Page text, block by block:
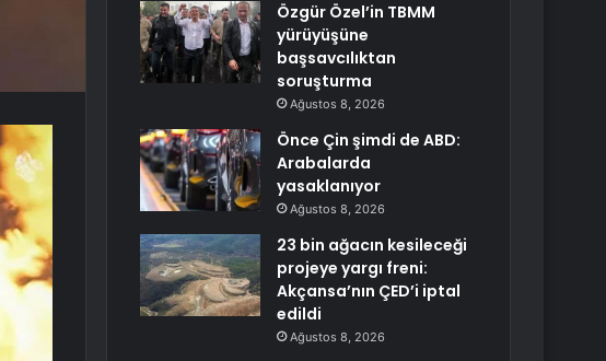
Özgür Özel’in TBMM
yürüyüşüne
başsavcılıktan
soruşturma
Ağustos 8, 2026
Önce Çin şimdi de ABD:
Arabalarda
yasaklanıyor
Ağustos 8, 2026
23 bin ağacın kesileceği
projeye yargı freni:
Akçansa’nın ÇED’i iptal
edildi
Ağustos 8, 2026